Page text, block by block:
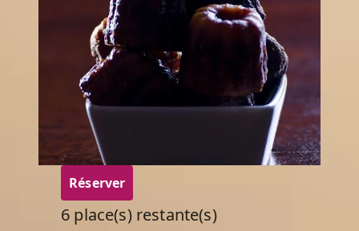
Réserver
6 place(s) restante(s)